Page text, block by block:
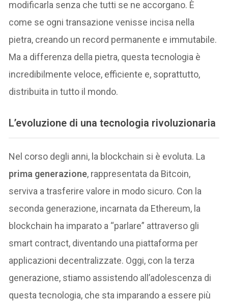
modificarla senza che tutti se ne accorgano. È
come se ogni transazione venisse incisa nella
pietra, creando un record permanente e immutabile.
Ma a differenza della pietra, questa tecnologia è
incredibilmente veloce, efficiente e, soprattutto,
distribuita in tutto il mondo.
L’evoluzione di una tecnologia rivoluzionaria
Nel corso degli anni, la blockchain si è evoluta. La
prima generazione, rappresentata da Bitcoin,
serviva a trasferire valore in modo sicuro. Con la
seconda generazione, incarnata da Ethereum, la
blockchain ha imparato a “parlare” attraverso gli
smart contract, diventando una piattaforma per
applicazioni decentralizzate. Oggi, con la terza
generazione, stiamo assistendo all’adolescenza di
questa tecnologia, che sta imparando a essere più